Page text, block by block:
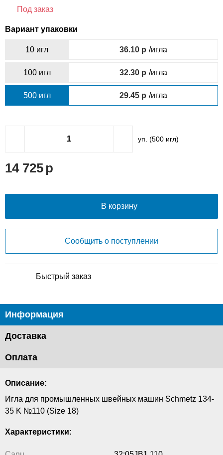
Под заказ
Вариант упаковки
10 игл 36.10 /игла
100 игл 32.30 /игла
500 игл 29.45 /игла
уп. (500игл)
14 725
В корзину
Сообщить о поступлении
Быстрый заказ
Информация
Доставка
Оплата
Описание:
Игла для промышленных швейных машин Schmetz 134-
35 K №110 (Size 18)
Характеристики: